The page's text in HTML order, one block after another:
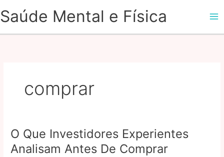
para
Saúde Mental e Física
comprar
O Que Investidores Experientes
Analisam Antes De Comprar